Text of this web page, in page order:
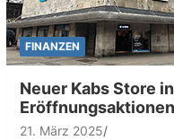
FINANZEN
Neuer Kabs Store
21. März 2025